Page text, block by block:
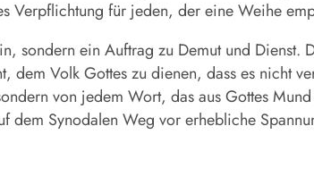
Verpflichtung für jeden, der eine Weihe
sondern ein Auftrag zu Demut und
dem Volk Gottes zu dienen, dass es nicht
von jedem Wort, das aus Gottes
dem Synodalen Weg vor erhebliche